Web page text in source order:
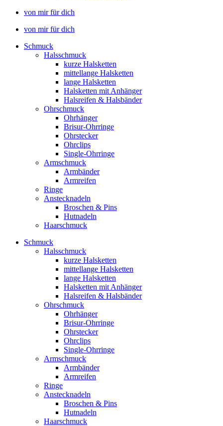
von mir für dich
von mir für dich
Schmuck
Halsschmuck
kurze Halsketten
mittellange Halsketten
lange Halsketten
Halsketten mit Anhänger
Halsreifen & Halsbänder
Ohrschmuck
Ohrhänger
Brisur-Ohrringe
Ohrstecker
Ohrclips
Single-Ohrringe
Armschmuck
Armbänder
Armreifen
Ringe
Anstecknadeln
Broschen & Pins
Hutnadeln
Haarschmuck
Schmuck
Halsschmuck
kurze Halsketten
mittellange Halsketten
lange Halsketten
Halsketten mit Anhänger
Halsreifen & Halsbänder
Ohrschmuck
Ohrhänger
Brisur-Ohrringe
Ohrstecker
Ohrclips
Single-Ohrringe
Armschmuck
Armbänder
Armreifen
Ringe
Anstecknadeln
Broschen & Pins
Hutnadeln
Haarschmuck